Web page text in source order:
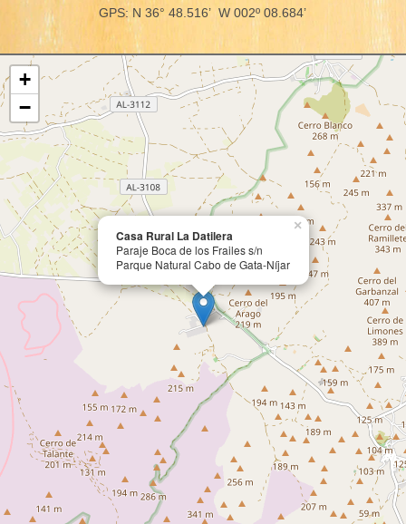
GPS: N 36° 48.516’ W 002º 08.684’
Casa Rural La Datilera
Paraje Boca de los Frailes s/n
Parque Natural Cabo de Gata-Níjar
×
+
−